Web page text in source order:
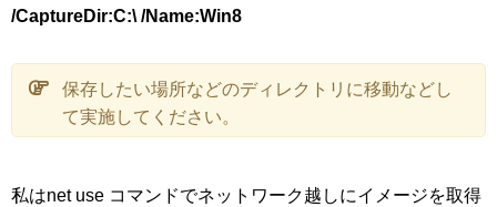
/CaptureDir:C:\ /Name:Win8
保存したい場所などのディレクトリに移動などし
て実施してください。
私はnet use コマンドでネットワーク越しにイメージを取得